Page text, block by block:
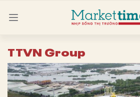
TTVN Group